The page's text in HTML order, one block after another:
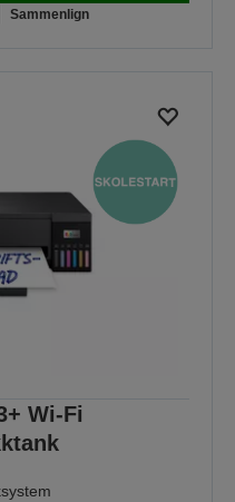
Sammenlign
Wi-Fi